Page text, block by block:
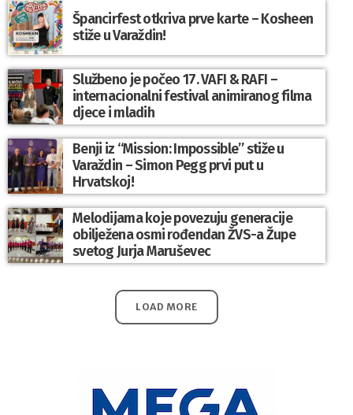
Špancirfest otkriva prve karte – Kosheen
stiže u Varaždin!
Službeno je počeo 17. VAFI & RAFI –
internacionalni festival animiranog filma
djece i mladih
Benji iz “Mission: Impossible” stiže u
Varaždin – Simon Pegg prvi put u
Hrvatskoj!
Melodijama koje povezuju generacije
obilježena osmi rođendan ŽVS-a Župe
svetog Jurja Maruševec
LOAD MORE